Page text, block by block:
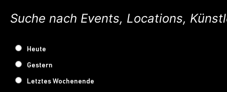
Heute
Gestern
Letztes Wochenende